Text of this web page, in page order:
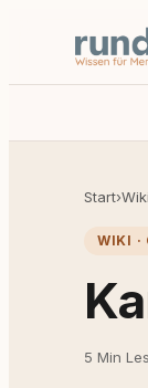
Start›Wiki
WIKI ·
5 Min